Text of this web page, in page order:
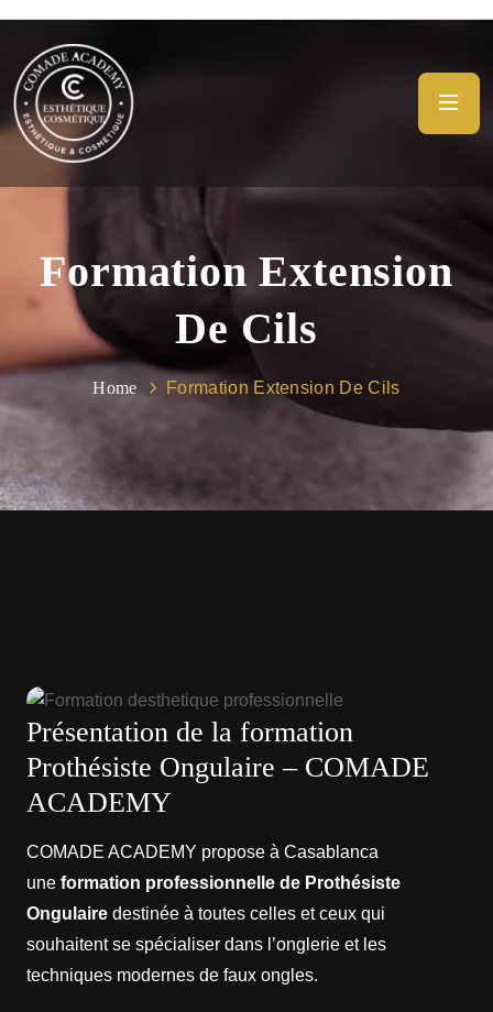
Formation Extension
De Cils
Home Formation Extension De Cils
Présentation de la formation
Prothésiste Ongulaire – COMADE
ACADEMY
COMADE ACADEMY propose à Casablanca
une formation professionnelle de Prothésiste
Ongulaire destinée à toutes celles et ceux qui
souhaitent se spécialiser dans l’onglerie et les
techniques modernes de faux ongles.